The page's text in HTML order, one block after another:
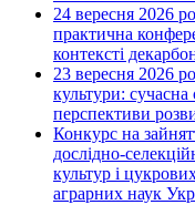
24 вересня 2026
практична
контексті
23 вересня 2026
культури: сучасна
перспективи
Конкурс на
дослідно-
культур і
аграрних наук